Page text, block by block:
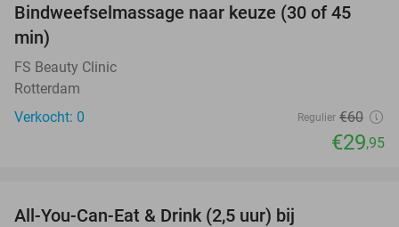
50%
TODAY
Bindweefselmassage naar keuze (30 of 45
min)
FS Beauty Clinic
Rotterdam
Verkocht: 0
Regulier €60
€29,95
All-You-Can-Eat & Drink (2,5 uur) bij